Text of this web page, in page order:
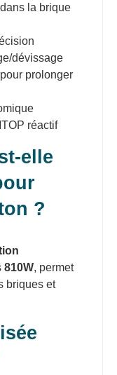
la brique
dévissage
prolonger
réactif
elle
?
810W, permet
briques et